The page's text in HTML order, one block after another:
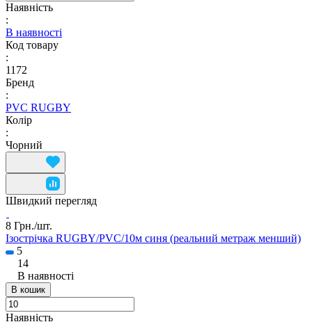
Наявність
:
В наявності
Код товару
:
1172
Бренд
:
PVC RUGBY
Колір
:
Чорний
Швидкий перегляд
8 Грн./шт.
Ізострічка RUGBY/PVC/10м синя (реальний метраж менший)
5
14
В наявності
В кошик
Наявність